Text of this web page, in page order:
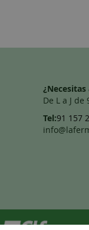
¿Necesitas
De L a J
Tel:91 157